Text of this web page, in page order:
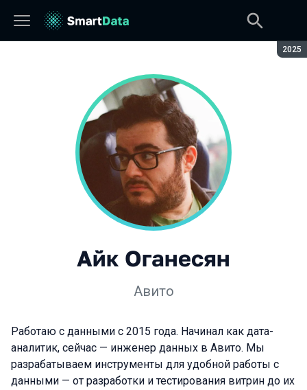
2025
Айк Оганесян
Авито
Работаю с данными с 2015 года. Начинал как дата-
аналитик, сейчас — инженер данных в Авито. Мы
разрабатываем инструменты для удобной работы с
данными — от разработки и тестирования витрин до их